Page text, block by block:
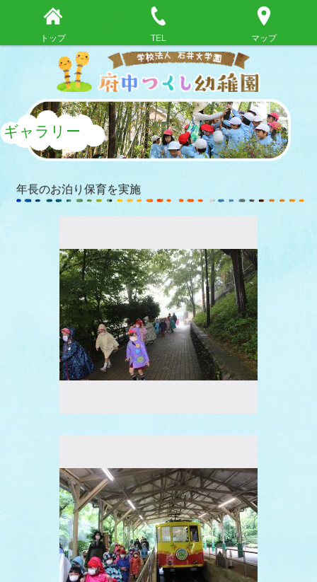
トップ TEL マップ
ギャラリー
年長のお泊り保育を実施